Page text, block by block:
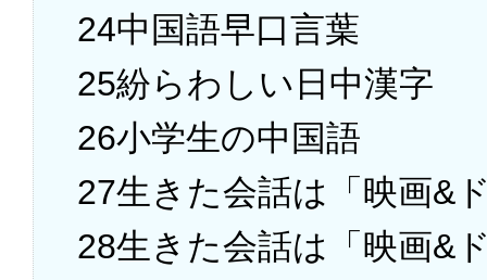
24中国語早口言葉
25紛らわしい日中漢字
26小学生の中国語
27生きた会話は「映画&
28生きた会話は「映画&